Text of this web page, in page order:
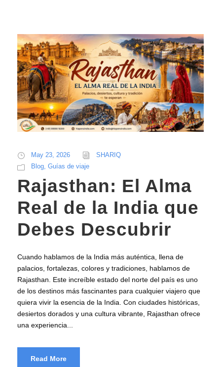
May 23, 2026
SHARIQ
Blog Guías de viaje
Rajasthan: El Alma
Real de la India que
Debes Descubrir
Cuando hablamos de la India más auténtica, llena de
palacios, fortalezas, colores y tradiciones, hablamos de
Rajasthan. Este increíble estado del norte del país es uno
de los destinos más fascinantes para cualquier viajero que
quiera vivir la esencia de la India. Con ciudades históricas,
desiertos dorados y una cultura vibrante, Rajasthan ofrece
una experiencia...
Read More